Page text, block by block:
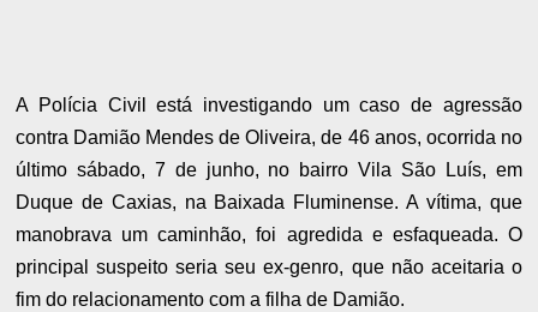
A Polícia Civil está investigando um caso de agressão
contra Damião Mendes de Oliveira, de 46 anos, ocorrida no
último sábado, 7 de junho, no bairro Vila São Luís, em
Duque de Caxias, na Baixada Fluminense. A vítima, que
manobrava um caminhão, foi agredida e esfaqueada. O
principal suspeito seria seu ex-genro, que não aceitaria o
fim do relacionamento com a filha de Damião.